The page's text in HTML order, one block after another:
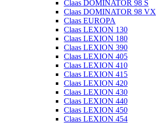
Claas DOMINATOR 98 S
Claas DOMINATOR 98 VX
Claas EUROPA
Claas LEXION 130
Claas LEXION 180
Claas LEXION 390
Claas LEXION 405
Claas LEXION 410
Claas LEXION 415
Claas LEXION 420
Claas LEXION 430
Claas LEXION 440
Claas LEXION 450
Claas LEXION 454